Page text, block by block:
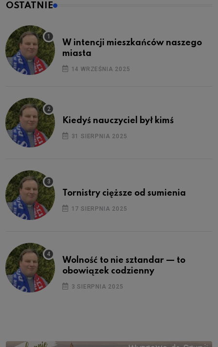
OSTATNIE
W intencji mieszkańców naszego
miasta
14 WRZEŚNIA 2025
Kiedyś nauczyciel był kimś
31 SIERPNIA 2025
Tornistry cięższe od sumienia
17 SIERPNIA 2025
Wolność to nie sztandar — to
obowiązek codzienny
3 SIERPNIA 2025